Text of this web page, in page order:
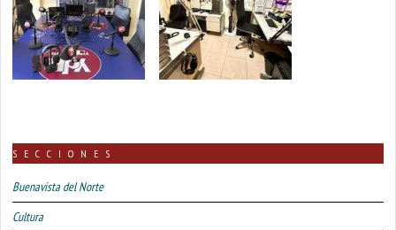
SECCIONES
Buenavista del Norte
Cultura